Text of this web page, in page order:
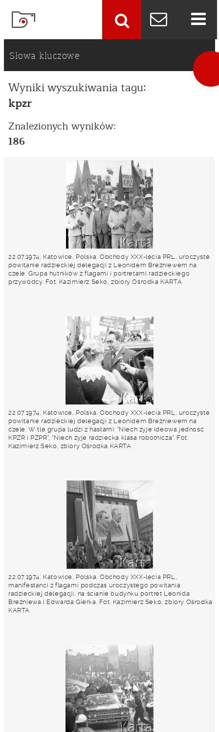
Słowa kluczowe
Wyniki wyszukiwania tagu:
kpzr
Znalezionych wyników:
186
22.07.1974, Katowice, Polska. Obchody XXX-lecia PRL, uroczyste
powitanie radzieckiej delegacji z Leonidem Breżniewem na
czele. Grupa hutników z flagami i portretami radzieckiego
przywódcy. Fot. Kazimierz Seko, zbiory Ośrodka KARTA
22.07.1974, Katowice, Polska. Obchody XXX-lecia PRL, uroczyste
powitanie radzieckiej delegacji z Leonidem Breżniewem na
czele. W tle grupa ludzi z hasłami: "Niech żyje ideowa jedność
KPZR i PZPR", "Niech żyje radziecka klasa robotnicza". Fot.
Kazimierz Seko, zbiory Ośrodka KARTA
22.07.1974, Katowice, Polska. Obchody XXX-lecia PRL,
manifestanci z flagami podczas uroczystego powitania
radzieckiej delegacji, na ścianie budynku portret Leonida
Breżniewa i Edwarda Gierka. Fot. Kazimierz Seko, zbiory Ośrodka
KARTA